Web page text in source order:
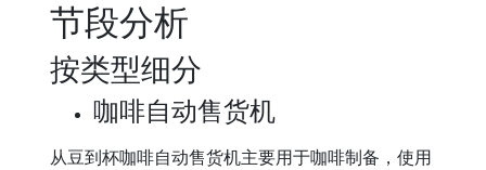
节段分析
按类型细分
咖啡自动售货机
从豆到杯咖啡自动售货机主要用于咖啡制备，使用